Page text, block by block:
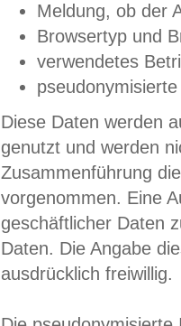
Meldung, ob der
Browsertyp und
verwendetes
Diese Daten werden
genutzt und werden
Zusammenführung
vorgenommen. Eine
geschäftlicher Daten
Daten. Die Angabe
ausdrücklich freiwillig.